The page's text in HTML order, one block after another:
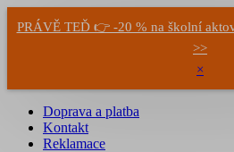
PRÁVĚ TEĎ 👉 -20 % na školní
>>
×
Doprava a platba
Kontakt
Reklamace